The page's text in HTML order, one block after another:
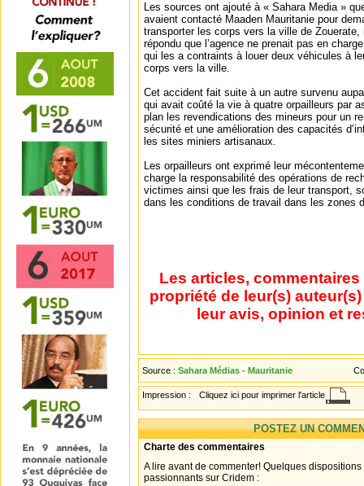
Les sources ont ajouté à « Sahara Media »
avaient contacté Maaden Mauritanie pour
transporter les corps vers la ville de
répondu que l’agence ne prenait pas en
qui les a contraints à louer deux véhicules à
corps vers la ville.
Cet accident fait suite à un autre survenu
qui avait coûté la vie à quatre orpailleurs par
plan les revendications des mineurs pour un
sécurité et une amélioration des capacités
les sites miniers artisanaux.
Les orpailleurs ont exprimé leur
charge la responsabilité des opérations de
victimes ainsi que les frais de leur transport,
dans les conditions de travail dans les zones
Les articles,
propriété de leur(s)
leur avis, opinion et
Source : Sahara Médias - Mauritanie
Impression : Cliquez ici pour imprimer l'article
POSTEZ UN
Charte des commentaires
A lire avant de commenter! Quelques
passionnants sur Cridem :